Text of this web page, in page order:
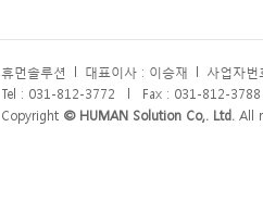
휴먼솔루션 대표이사 : 이승재
사업자
Tel : 031-812-3772
Fax : 031-812-3788
Copyright © HUMAN Solution Co,. Ltd. All